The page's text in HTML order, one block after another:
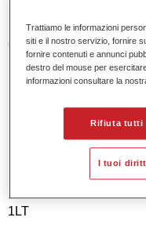
Caratteristiche del
Eccezionale punto
Colori pastello,
Buona opacità.
Sistema di basi
Facile da sfumare.
Product Variant
1LT
Trattiamo le informazioni
siti e il nostro servizio, fornire
fornire contenuti e annunci
destro del mouse per
informazioni consultare la
Rifiuta tutti
I tuoi